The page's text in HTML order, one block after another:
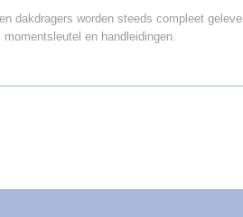
dakdragers worden steeds compleet
en handleidingen.